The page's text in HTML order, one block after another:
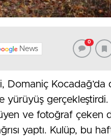
News
0
Domaniç
yürüyüş gerçekleştirdi.
ve fotoğraf çeken
yaptı. Kulüp, bu